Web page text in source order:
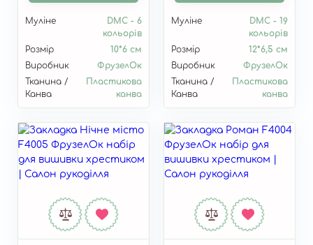
Муліне
DMC - 6
кольорів
Розмір
10*6 см
Виробник
ФрузелОк
Тканина /
Канва
Пластикова
канва
Муліне
DMC - 19
кольорів
Розмір
12*6,5 см
Виробник
ФрузелОк
Тканина /
Канва
Пластикова
канва